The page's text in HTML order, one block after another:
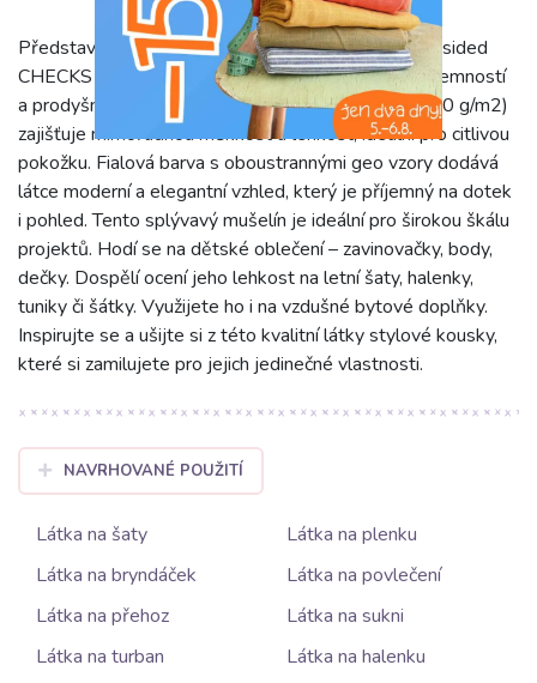
Představujeme Dvojitou gázovinu/mušelín 'Double sided
CHECKS MINI grape', 100% bavlnu, která okouzlí jemností
a prodyšností. Její unikátní dvouvrstvá struktura (120 g/m2)
zajišťuje mimořádnou měkkost a lehkost, ideální pro citlivou
pokožku. Fialová barva s oboustrannými geo vzory dodává
látce moderní a elegantní vzhled, který je příjemný na dotek
i pohled. Tento splývavý mušelín je ideální pro širokou škálu
projektů. Hodí se na dětské oblečení – zavinovačky, body,
dečky. Dospělí ocení jeho lehkost na letní šaty, halenky,
tuniky či šátky. Využijete ho i na vzdušné bytové doplňky.
Inspirujte se a ušijte si z této kvalitní látky stylové kousky,
které si zamilujete pro jejich jedinečné vlastnosti.
NAVRHOVANÉ POUŽITÍ
Látka na šaty
Látka na plenku
Látka na bryndáček
Látka na povlečení
Látka na přehoz
Látka na sukni
Látka na turban
Látka na halenku